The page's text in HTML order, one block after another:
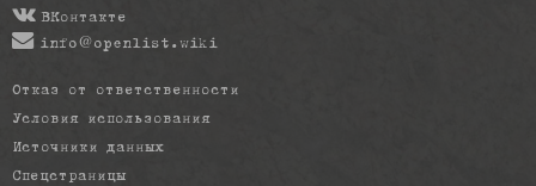
ВКонтакте
info@openlist.wiki
Отказ от ответственности
Условия использования
Источники данных
Спецстраницы